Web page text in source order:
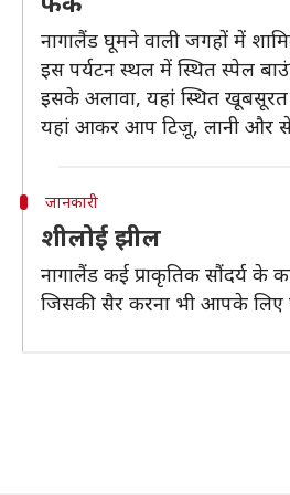
नागालैंड घूमने वाली जगहों में
इस पर्यटन स्थल में स्थित स्पेल
इसके अलावा, यहां स्थित
यहां आकर आप टिज़ू, लानी और
जानकारी
शीलोई झील
नागालैंड कई प्राकृतिक सौंदर्य के
जिसकी सैर करना भी आपके लिए